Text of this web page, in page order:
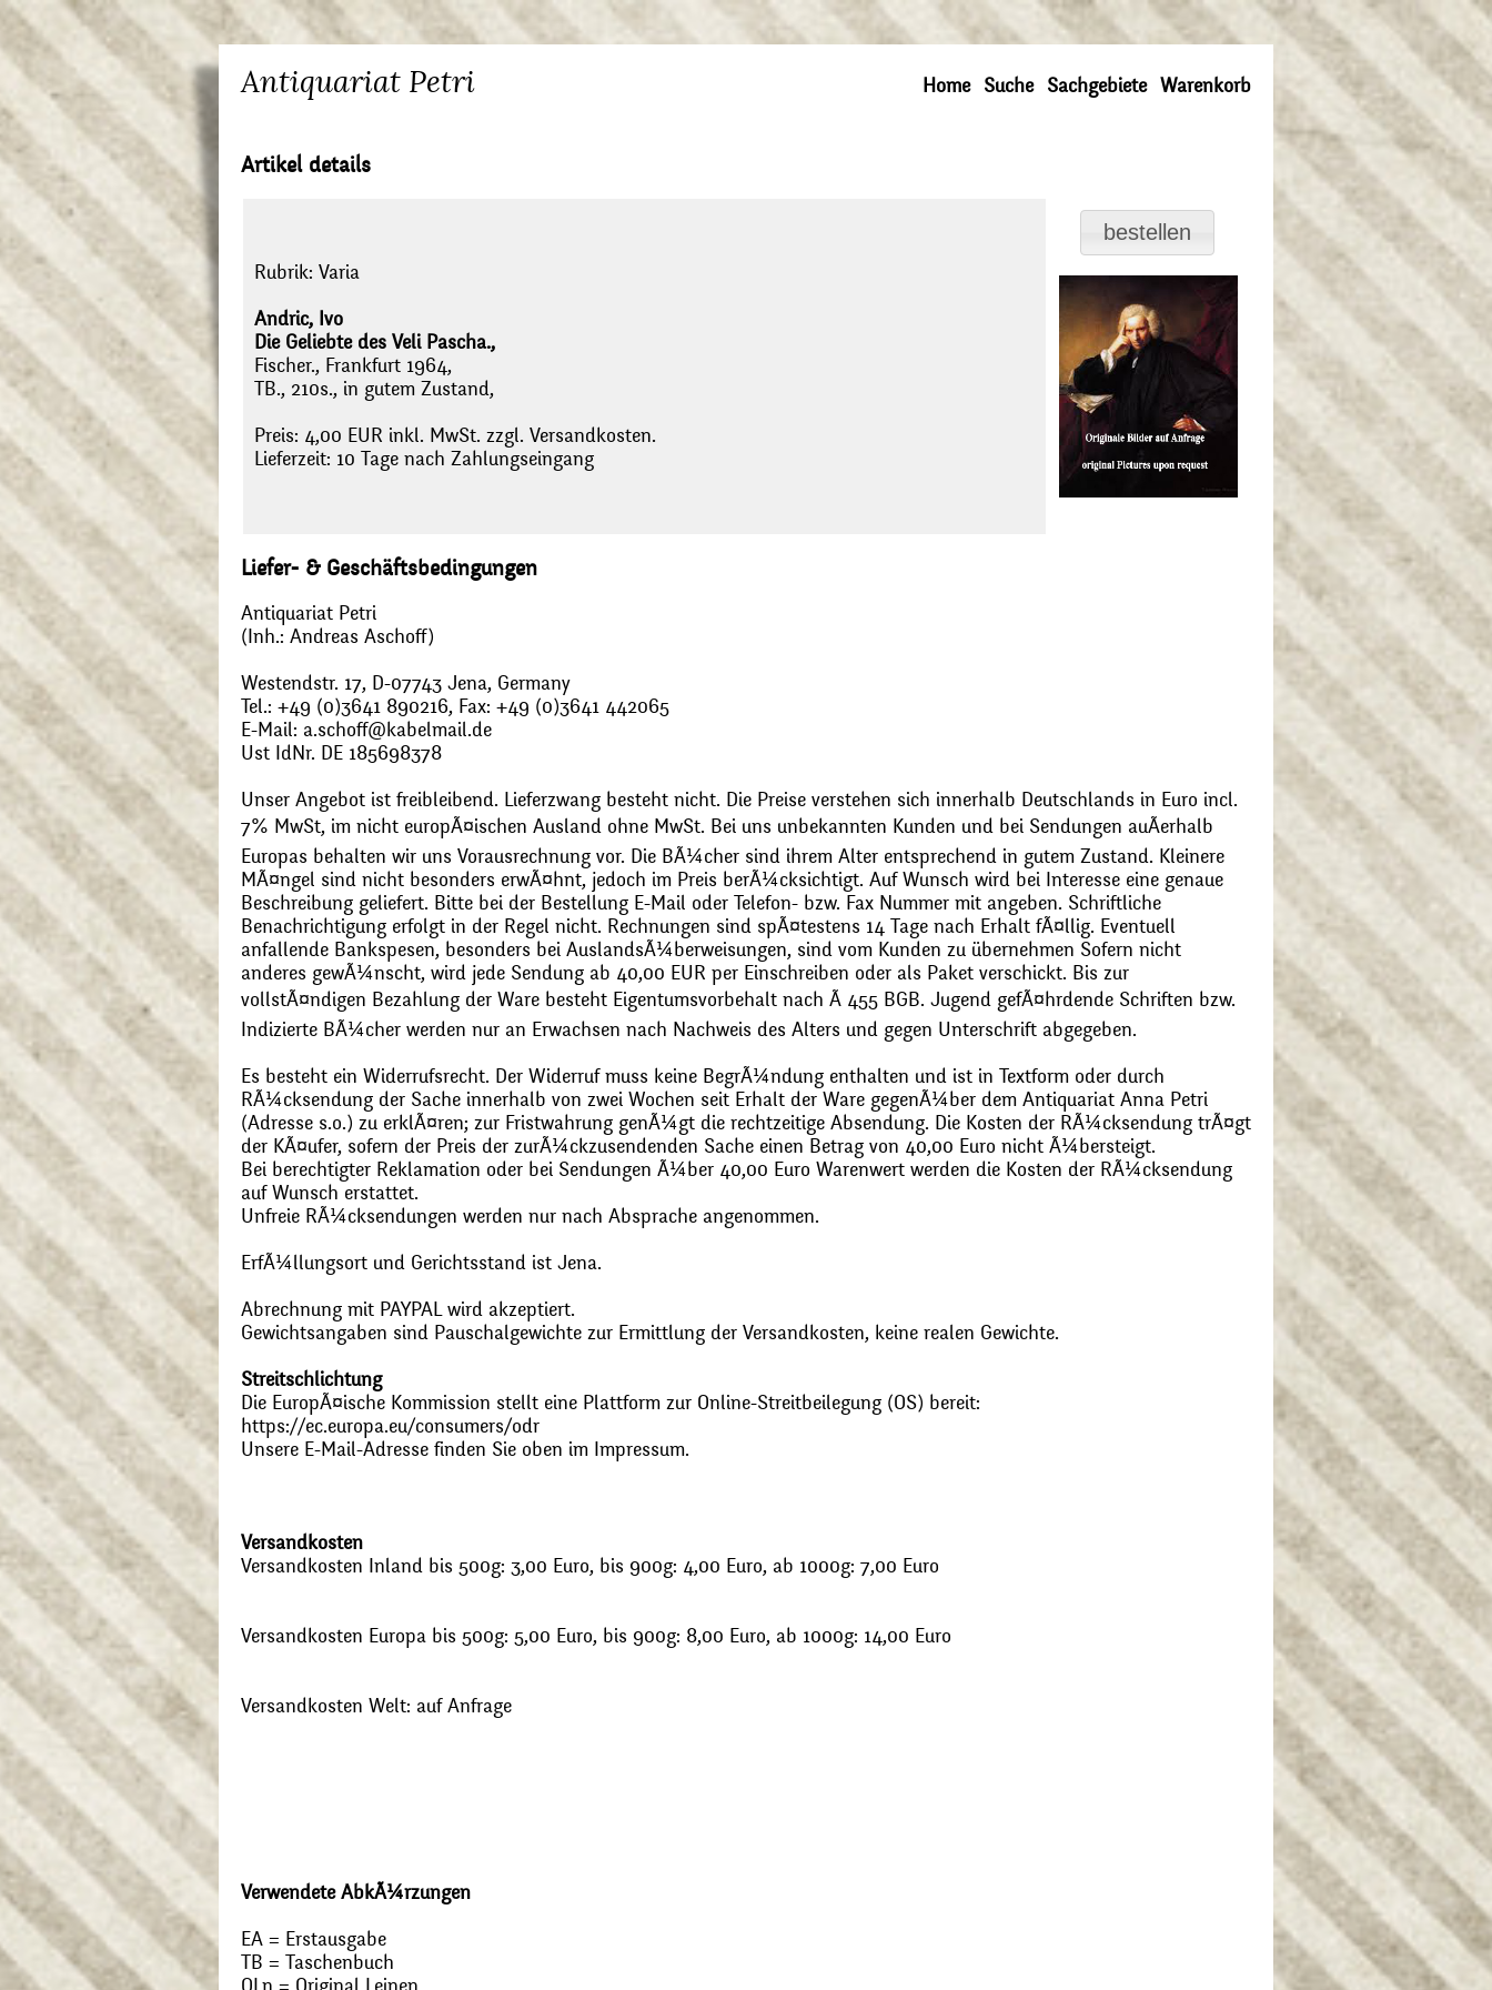
Antiquariat Petri Home Suche Sachgebiete Warenkorb
Artikel details
Rubrik: Varia
Andric, Ivo
Die Geliebte des Veli Pascha.,
Fischer., Frankfurt 1964,
TB., 210s., in gutem Zustand,
Preis: 4,00 EUR inkl. MwSt. zzgl. Versandkosten.
Lieferzeit: 10 Tage nach Zahlungseingang
Liefer- & Geschäftsbedingungen
Antiquariat Petri
(Inh.: Andreas Aschoff)
Westendstr. 17, D-07743 Jena, Germany
Tel.: +49 (0)3641 890216, Fax: +49 (0)3641 442065
E-Mail: a.schoff@kabelmail.de
Ust IdNr. DE 185698378
Unser Angebot ist freibleibend. Lieferzwang besteht nicht. Die Preise verstehen sich innerhalb Deutschlands in Euro incl.
7% MwSt, im nicht europÃ¤ischen Ausland ohne MwSt. Bei uns unbekannten Kunden und bei Sendungen auÃerhalb
Europas behalten wir uns Vorausrechnung vor. Die BÃ¼cher sind ihrem Alter entsprechend in gutem Zustand. Kleinere
MÃ¤ngel sind nicht besonders erwÃ¤hnt, jedoch im Preis berÃ¼cksichtigt. Auf Wunsch wird bei Interesse eine genaue
Beschreibung geliefert. Bitte bei der Bestellung E-Mail oder Telefon- bzw. Fax Nummer mit angeben. Schriftliche
Benachrichtigung erfolgt in der Regel nicht. Rechnungen sind spÃ¤testens 14 Tage nach Erhalt fÃ¤llig. Eventuell
anfallende Bankspesen, besonders bei AuslandsÃ¼berweisungen, sind vom Kunden zu übernehmen Sofern nicht
anderes gewÃ¼nscht, wird jede Sendung ab 40,00 EUR per Einschreiben oder als Paket verschickt. Bis zur
vollstÃ¤ndigen Bezahlung der Ware besteht Eigentumsvorbehalt nach Ã 455 BGB. Jugend gefÃ¤hrdende Schriften bzw.
Indizierte BÃ¼cher werden nur an Erwachsen nach Nachweis des Alters und gegen Unterschrift abgegeben.
Es besteht ein Widerrufsrecht. Der Widerruf muss keine BegrÃ¼ndung enthalten und ist in Textform oder durch
RÃ¼cksendung der Sache innerhalb von zwei Wochen seit Erhalt der Ware gegenÃ¼ber dem Antiquariat Anna Petri
(Adresse s.o.) zu erklÃ¤ren; zur Fristwahrung genÃ¼gt die rechtzeitige Absendung. Die Kosten der RÃ¼cksendung trÃ¤gt
der KÃ¤ufer, sofern der Preis der zurÃ¼ckzusendenden Sache einen Betrag von 40,00 Euro nicht Ã¼bersteigt.
Bei berechtigter Reklamation oder bei Sendungen Ã¼ber 40,00 Euro Warenwert werden die Kosten der RÃ¼cksendung
auf Wunsch erstattet.
Unfreie RÃ¼cksendungen werden nur nach Absprache angenommen.
ErfÃ¼llungsort und Gerichtsstand ist Jena.
Abrechnung mit PAYPAL wird akzeptiert.
Gewichtsangaben sind Pauschalgewichte zur Ermittlung der Versandkosten, keine realen Gewichte.
Streitschlichtung
Die EuropÃ¤ische Kommission stellt eine Plattform zur Online-Streitbeilegung (OS) bereit:
https://ec.europa.eu/consumers/odr
Unsere E-Mail-Adresse finden Sie oben im Impressum.
Versandkosten
Versandkosten Inland bis 500g: 3,00 Euro, bis 900g: 4,00 Euro, ab 1000g: 7,00 Euro
Versandkosten Europa bis 500g: 5,00 Euro, bis 900g: 8,00 Euro, ab 1000g: 14,00 Euro
Versandkosten Welt: auf Anfrage
Verwendete AbkÃ¼rzungen
EA = Erstausgabe
TB = Taschenbuch